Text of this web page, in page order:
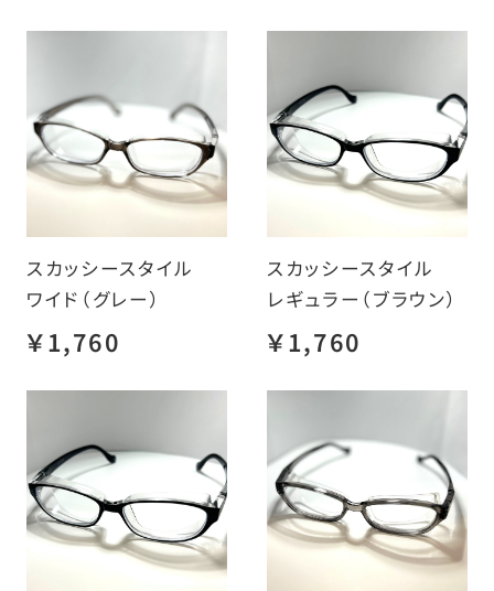
スカッシースタイル
ワイド（グレー）
￥1,760
スカッシースタイル
レギュラー（ブラウン）
￥1,760